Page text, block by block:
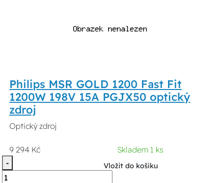
Philips MSR GOLD 1200 Fast Fit
1200W 198V 15A PGJX50 optický
zdroj
Optický zdroj
9 294 Kč
Skladem 1 ks
-
Vložit do košíku